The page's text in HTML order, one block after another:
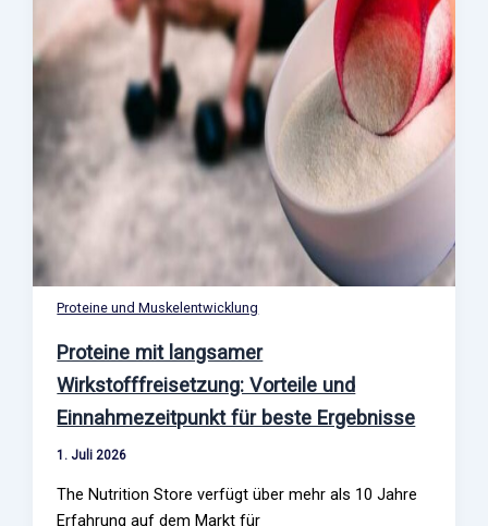
Proteine und Muskelentwicklung
Proteine mit langsamer
Wirkstofffreisetzung: Vorteile und
Einnahmezeitpunkt für beste Ergebnisse
1. Juli 2026
The Nutrition Store verfügt über mehr als 10 Jahre
Erfahrung auf dem Markt für